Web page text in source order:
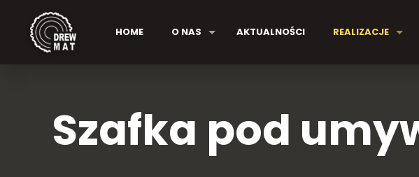
HOME O NAS AKTUALNOŚCI REALIZACJE
Szafka pod